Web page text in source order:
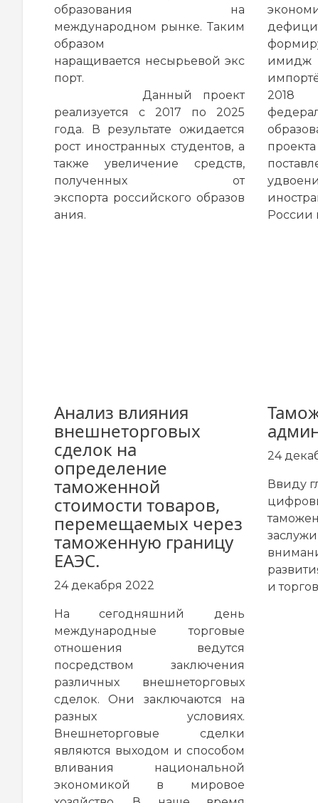
образования на
международном рынке. Таким
образом
наращивается несырьевой экс
порт.
Данный проект
реализуется с 2017 по 2025
года. В результате ожидается
рост иностранных студентов, а
также увеличение средств,
полученных от
экспорта российского образов
ания.
2018
России
Анализ влияния
внешнеторговых
сделок на
определение
таможенной
стоимости товаров,
перемещаемых через
таможенную границу
ЕАЭС.
24 декабря 2022
На сегодняшний день
международные торговые
отношения ведутся
посредством заключения
различных внешнеторговых
сделок. Они заключаются на
разных условиях.
Внешнеторговые сделки
являются выходом и способом
вливания национальной
экономикой в мировое
24
Ввиду
и